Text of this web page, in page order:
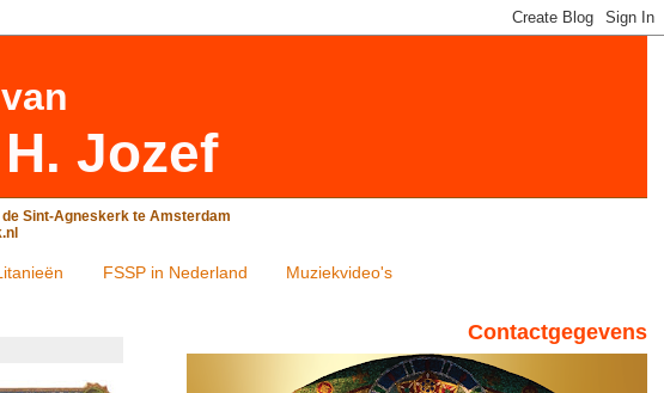
van
Jozef
Sint-Agneskerk te Amsterdam
FSSP in Nederland Muziekvideo's
Contactgegevens